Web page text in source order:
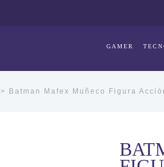
GAMER
> Batman Mafex Muñeco Figura